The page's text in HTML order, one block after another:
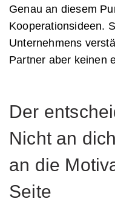
Genau an diesem
Kooperationsideen.
Unternehmens
Partner aber keinen
Der
Nicht an
an die
Seite